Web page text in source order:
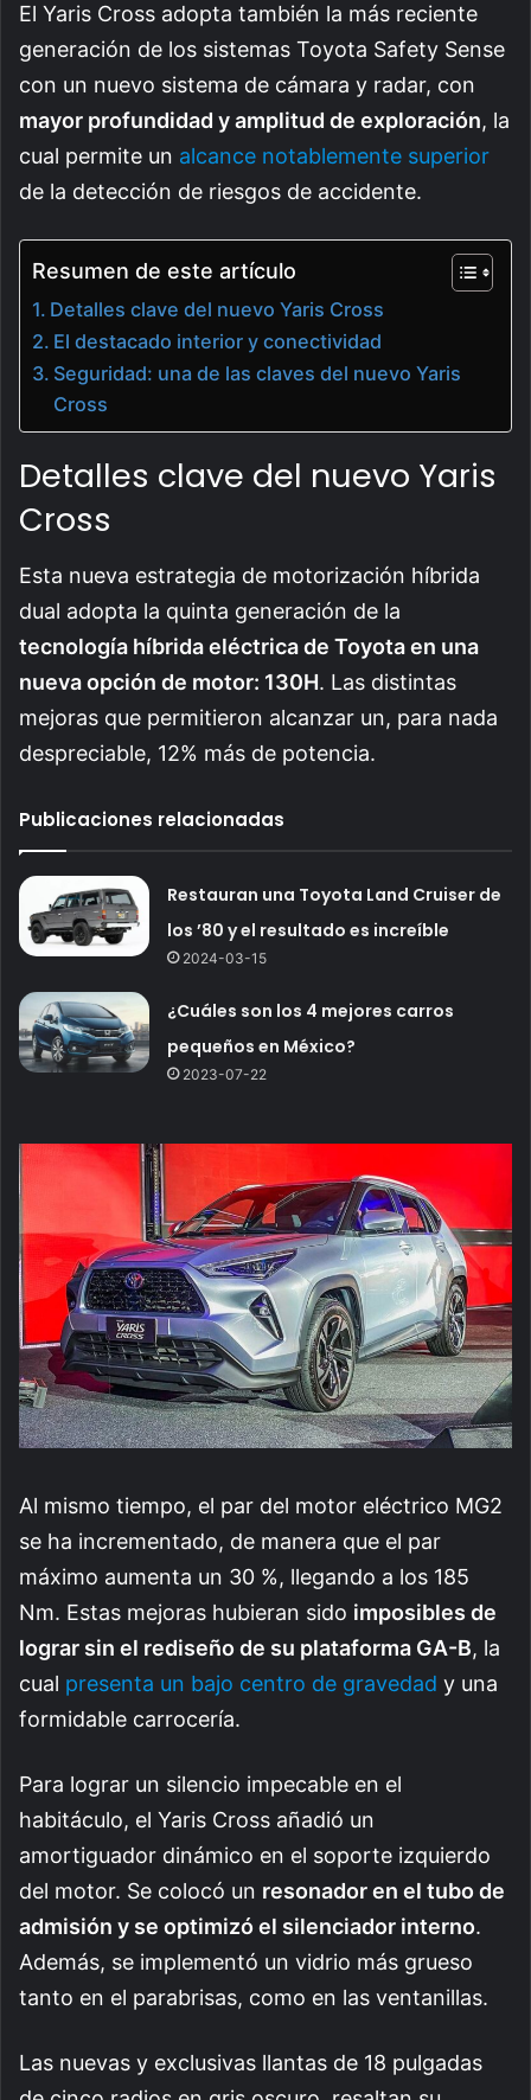
El Yaris Cross adopta también la más reciente
generación de los sistemas Toyota Safety Sense
con un nuevo sistema de cámara y radar, con
mayor profundidad y amplitud de exploración, la
cual permite un alcance notablemente superior
de la detección de riesgos de accidente.
Resumen de este artículo
Detalles clave del nuevo Yaris Cross
El destacado interior y conectividad
Seguridad: una de las claves del nuevo Yaris
Cross
Detalles clave del nuevo Yaris
Cross
Esta nueva estrategia de motorización híbrida
dual adopta la quinta generación de la
tecnología híbrida eléctrica de Toyota en una
nueva opción de motor: 130H. Las distintas
mejoras que permitieron alcanzar un, para nada
despreciable, 12% más de potencia.
Publicaciones relacionadas
Restauran una Toyota Land Cruiser de
los ’80 y el resultado es increíble
2024-03-15
¿Cuáles son los 4 mejores carros
pequeños en México?
2023-07-22
Al mismo tiempo, el par del motor eléctrico MG2
se ha incrementado, de manera que el par
máximo aumenta un 30 %, llegando a los 185
Nm. Estas mejoras hubieran sido imposibles de
lograr sin el rediseño de su plataforma GA-B, la
cual presenta un bajo centro de gravedad y una
formidable carrocería.
Para lograr un silencio impecable en el
habitáculo, el Yaris Cross añadió un
amortiguador dinámico en el soporte izquierdo
del motor. Se colocó un resonador en el tubo de
admisión y se optimizó el silenciador interno.
Además, se implementó un vidrio más grueso
tanto en el parabrisas, como en las ventanillas.
Las nuevas y exclusivas llantas de 18 pulgadas